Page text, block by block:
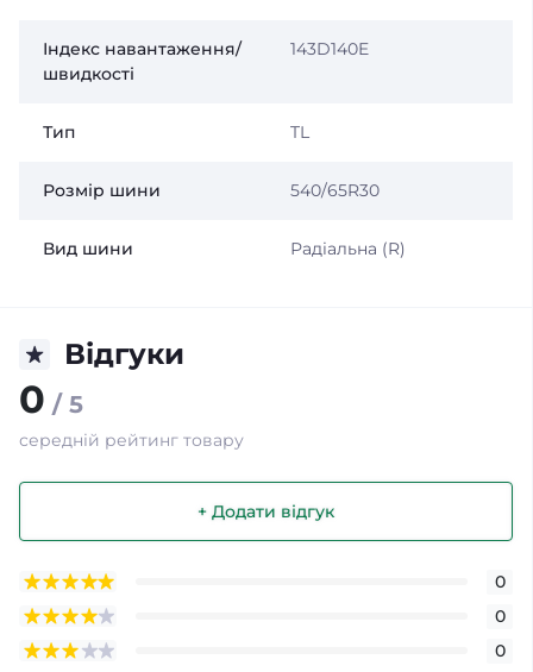
Індекс навантаження/
швидкості
143D140E
Тип TL
Розмір шини 540/65R30
Вид шини Радіальна (R)
Відгуки
0 / 5
середній рейтинг товару
+ Додати відгук
0
0
0